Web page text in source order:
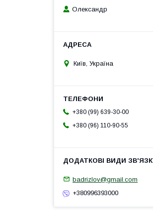
Олександр
Київ, Україна
+380 (99) 639-30-00
+380 (96) 110-90-55
badrizlov@gmail.com
+380996393000